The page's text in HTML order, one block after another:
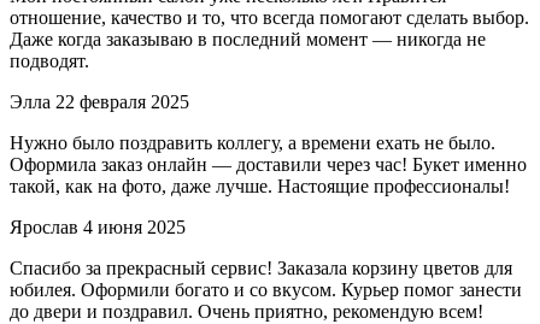
отношение, качество и то, что всегда помогают сделать выбор.
Даже когда заказываю в последний момент — никогда не
подводят.
Элла 22 февраля 2025
Нужно было поздравить коллегу, а времени ехать не было.
Оформила заказ онлайн — доставили через час! Букет именно
такой, как на фото, даже лучше. Настоящие профессионалы!
Ярослав 4 июня 2025
Спасибо за прекрасный сервис! Заказала корзину цветов для
юбилея. Оформили богато и со вкусом. Курьер помог занести
до двери и поздравил. Очень приятно, рекомендую всем!